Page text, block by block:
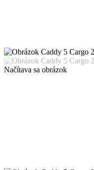
Načítava sa obrázok